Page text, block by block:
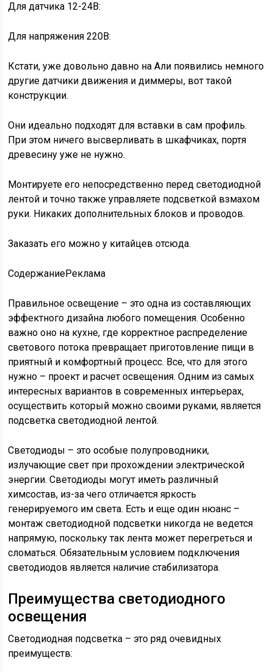
Для датчика 12-24В:
Для напряжения 220В:
Кстати, уже довольно давно на Али появились немного
другие датчики движения и диммеры, вот такой
конструкции.
Они идеально подходят для вставки в сам профиль.
При этом ничего высверливать в шкафчиках, портя
древесину уже не нужно.
Монтируете его непосредственно перед светодиодной
лентой и точно также управляете подсветкой взмахом
руки. Никаких дополнительных блоков и проводов.
Заказать его можно у китайцев отсюда.
СодержаниеРеклама
Правильное освещение – это одна из составляющих
эффектного дизайна любого помещения. Особенно
важно оно на кухне, где корректное распределение
светового потока превращает приготовление пищи в
приятный и комфортный процесс. Все, что для этого
нужно – проект и расчет освещения. Одним из самых
интересных вариантов в современных интерьерах,
осуществить который можно своими руками, является
подсветка светодиодной лентой.
Cветодиоды – это особые полупроводники,
излучающие свет при прохождении электрической
энергии. Светодиоды могут иметь различный
химсостав, из-за чего отличается яркость
генерируемого им света. Есть и еще один нюанс –
монтаж светодиодной подсветки никогда не ведется
напрямую, поскольку так лента может перегреться и
сломаться. Обязательным условием подключения
светодиодов является наличие стабилизатора.
Преимущества светодиодного
освещения
Светодиодная подсветка – это ряд очевидных
преимуществ: